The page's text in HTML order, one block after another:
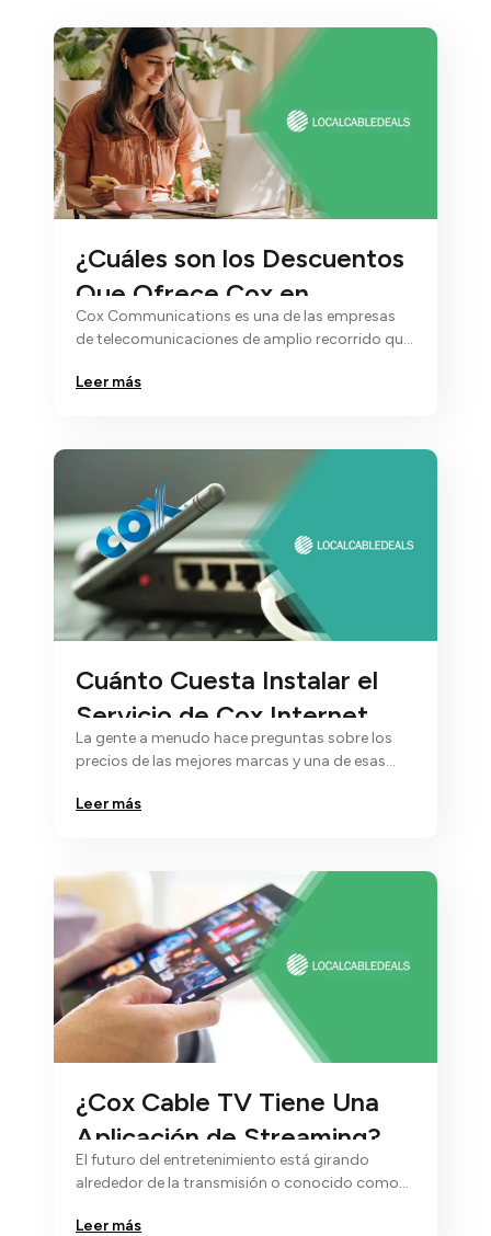
¿Cuáles son los Descuentos
Que Ofrece Cox en
español?
Cox Communications es una de las empresas
de telecomunicaciones de amplio recorrido que
Leer más
Cuánto Cuesta Instalar el
Servicio de Cox Internet
Español
La gente a menudo hace preguntas sobre los
precios de las mejores marcas y una de esas
Leer más
¿Cox Cable TV Tiene Una
Aplicación de Streaming?
El futuro del entretenimiento está girando
alrededor de la transmisión o conocido como
Leer más